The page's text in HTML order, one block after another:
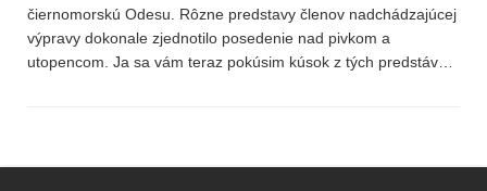
čiernomorskú Odesu. Rôzne predstavy členov nadchádzajúcej
výpravy dokonale zjednotilo posedenie nad pivkom a
utopencom. Ja sa vám teraz pokúsim kúsok z tých predstáv…